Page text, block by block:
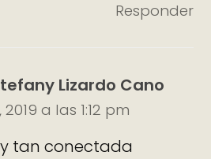
Responder
Lizardo Cano
a las 1:12 pm
tan conectada